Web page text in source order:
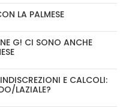
LA PALMESE
G! CI SONO ANCHE
E CALCOLI:
LAZIALE?